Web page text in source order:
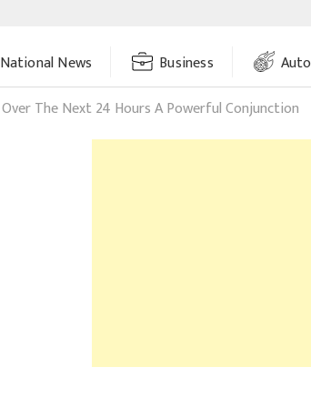
National News Business Auto
Over The Next 24 Hours A Powerful Conjunction